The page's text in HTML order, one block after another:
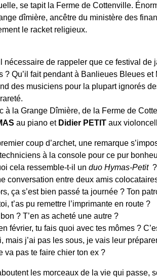
se tapit la Ferme de Cottenville.
dîmière, ancêtre du ministère des
le racket religieux.
nécessaire de rappeler que ce festival
? Qu’il fait pendant à Banlieues Bleues
des musiciens pour la plupart ignorés
à la Grange Dîmière, de la Ferme de
au piano et Didier PETIT aux
coup d’archet, une remarque
à la console pour ce pur
cela ressemble-t-il unduo Hymas-Petit ?
conversation entre deux amis
ça s’est bien passé ta journée ? Ton
t’as pu remettre l’imprimante en route ?
? T’en as acheté une autre ?
février, tu fais quoi avec tes mômes ?
mais j’ai pas les sous, je vais leur
va pas te faire chier ton ex ?
les morceaux de la vie qui passe,